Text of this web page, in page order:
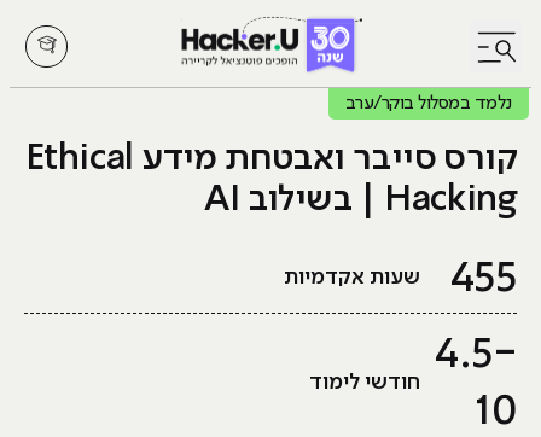
לחץ לפתיחת/סגירת תפריט
נלמד במסלול בוקר/ערב
קורס סייבר ואבטחת מידע Ethical
Hacking | בשילוב AI
455 שעות אקדמיות
4.5-
10
חודשי לימוד